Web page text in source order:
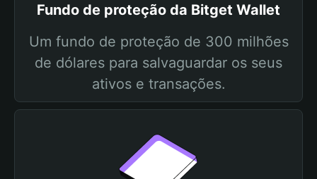
Fundo de proteção da Bitget Wallet
Um fundo de proteção de 300 milhões
de dólares para salvaguardar os seus
ativos e transações.